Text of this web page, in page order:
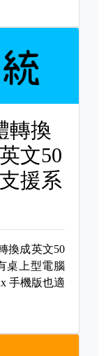
轉換
文50
援系
換成英文50
桌上型電腦
手機版也適